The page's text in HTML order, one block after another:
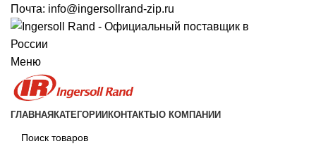
Почта: info@ingersollrand-zip.ru
Меню
ГЛАВНАЯ КАТЕГОРИИ КОНТАКТЫ О КОМПАНИИ